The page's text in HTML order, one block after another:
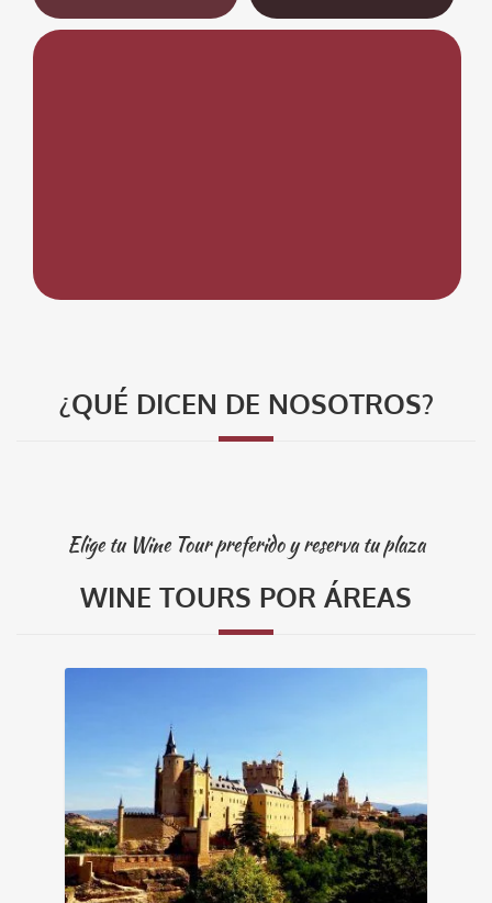
¿QUÉ DICEN DE NOSOTROS?
Elige tu Wine Tour preferido y reserva tu plaza
WINE TOURS POR ÁREAS